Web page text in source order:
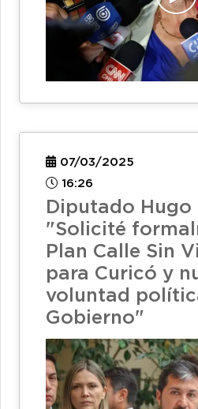
07/03/2025
16:26
Diputado Hugo
"Solicité
Plan Calle Sin
para Curicó y
voluntad
Gobierno"